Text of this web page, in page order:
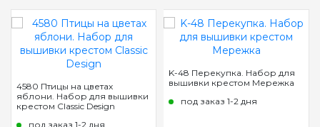
4580 Птицы на цветах
яблони. Набор для вышивки
крестом Classic Design
под заказ 1-2 дня
K-48 Перекупка. Набор для
вышивки крестом Мережка
под заказ 1-2 дня